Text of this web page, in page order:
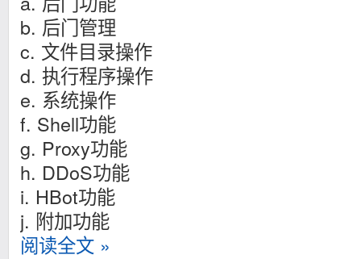
b. 后门管理
c. 文件目录操作
d. 执行程序操作
e. 系统操作
f. Shell功能
g. Proxy功能
h. DDoS功能
i. HBot功能
j. 附加功能
阅读全文 »